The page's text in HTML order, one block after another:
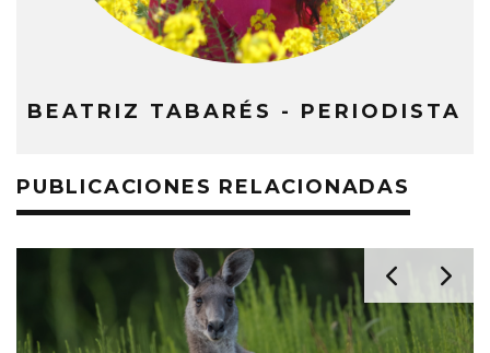
BEATRIZ TABARÉS - PERIODISTA
PUBLICACIONES RELACIONADAS